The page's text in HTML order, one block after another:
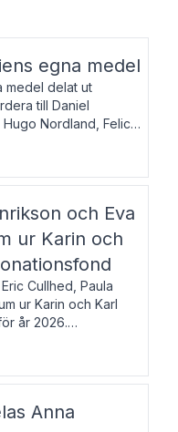
egna medel
medel delat ut
till Daniel
Nordland, Felicia
Boyacioglu,
Josef
och Eva
ur Karin och
Cullhed, Paula
ur Karin och Karl
år 2026.
vardera. Eric
grekis
Anna